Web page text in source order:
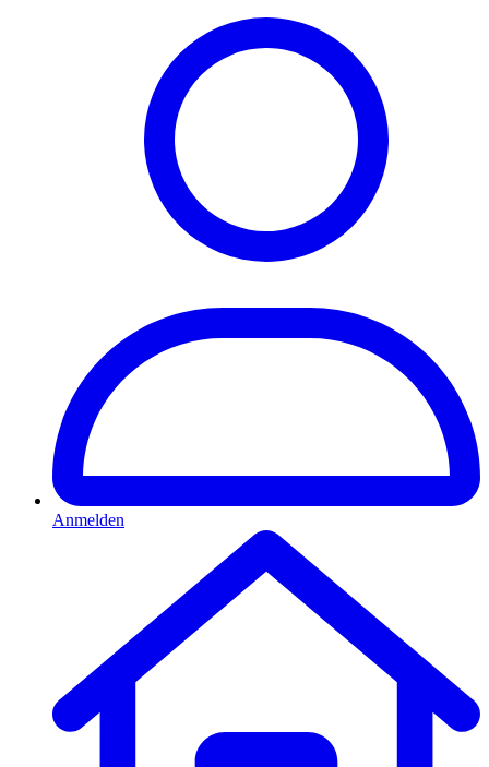
Anmelden